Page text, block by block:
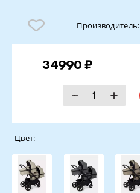
Производитель:
34990 ₽
Цвет: